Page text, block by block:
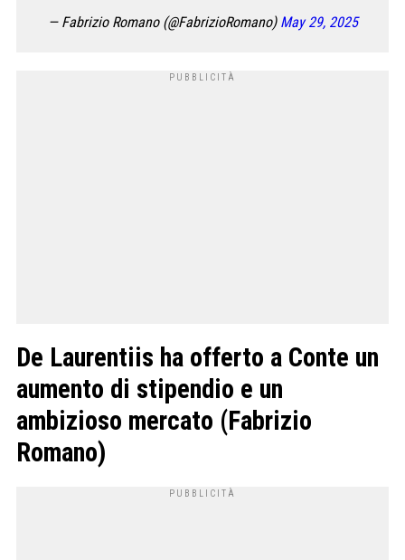
— Fabrizio Romano (@FabrizioRomano) May 29, 2025
De Laurentiis ha offerto a Conte un
aumento di stipendio e un
ambizioso mercato (Fabrizio
Romano)